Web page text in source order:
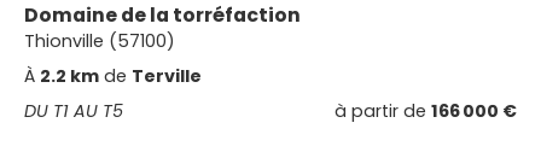
Domaine de la torréfaction
Thionville (57100)
À 2.2 km de Terville
DU T1 AU T5
à partir de 166 000 €